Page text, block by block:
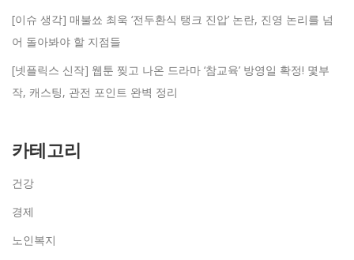
[이슈 생각] 매불쑈 최욱 ‘전두환식 탱크 진압’ 논란, 진영 논리를 넘
어 돌아봐야 할 지점들
[넷플릭스 신작] 웹툰 찢고 나온 드라마 ‘참교육’ 방영일 확정! 몇부
작, 캐스팅, 관전 포인트 완벽 정리
카테고리
건강
경제
노인복지